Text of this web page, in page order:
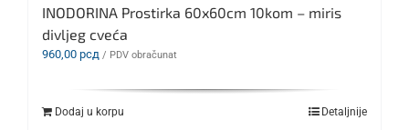
INODORINA Prostirka 60x60cm 10kom – miris
divljeg cveća
960,00 рсд / PDV obračunat
Dodaj u korpu Detaljnije